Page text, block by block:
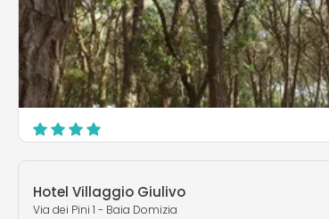
Sessa Aurunca
Hotel Villaggio Giulivo
Via dei Pini 1 - Baia Domizia